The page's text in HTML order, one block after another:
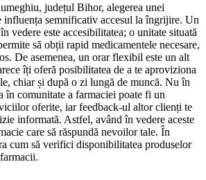
județul Bihor, alegerea unei
influența semnificativ accesul la îngrijire. Un
vedere este accesibilitatea; o unitate situată
să obții rapid medicamentele necesare,
De asemenea, un orar flexibil este un alt
îți oferă posibilitatea de a te aproviziona
chiar și după o zi lungă de muncă. Nu în
în comunitate a farmaciei poate fi un
oferite, iar feedback-ul altor clienți te
informată. Astfel, având în vedere aceste
care să răspundă nevoilor tale. În
cum să verifici disponibilitatea produselor